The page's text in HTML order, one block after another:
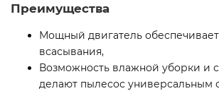
Преимущества
Мощный двигатель
всасывания,
Возможность влажной уборки и
делают пылесос универсальным